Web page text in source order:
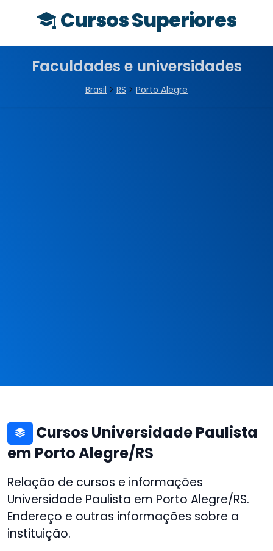
Cursos Superiores
Faculdades e universidades
Brasil > RS > Porto Alegre
Cursos Universidade Paulista
em Porto Alegre/RS
Relação de cursos e informações
Universidade Paulista em Porto Alegre/RS.
Endereço e outras informações sobre a
instituição.